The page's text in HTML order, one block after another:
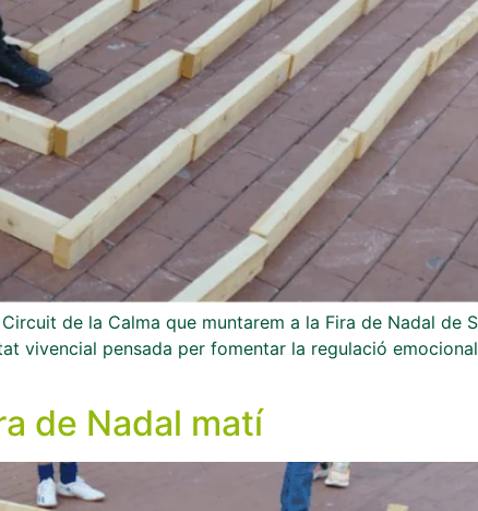
de la Calma que muntarem a la Fira de Nadal de
vivencial pensada per fomentar la regulació
de Nadal matí